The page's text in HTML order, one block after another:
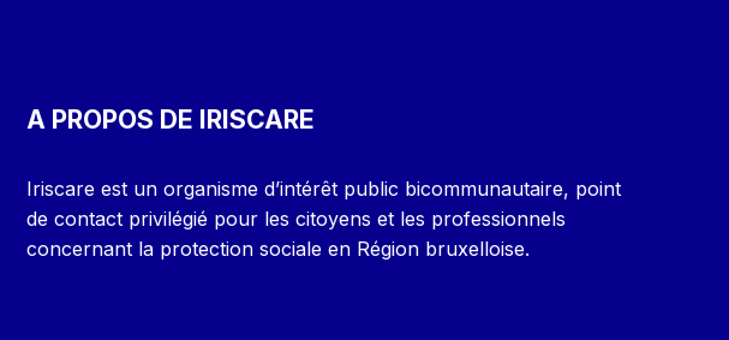
A PROPOS DE IRISCARE
Iriscare est un organisme d’intérêt public bicommunautaire, point
de contact privilégié pour les citoyens et les professionnels
concernant la protection sociale en Région bruxelloise.